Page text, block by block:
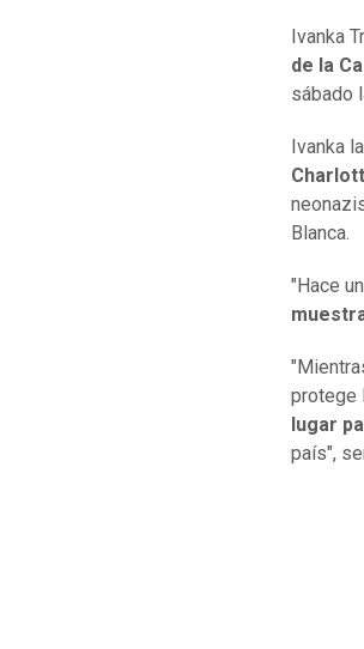
Ivanka
de la
sábado
Ivanka
Blanca.
"Hace
protege
lugar
país",